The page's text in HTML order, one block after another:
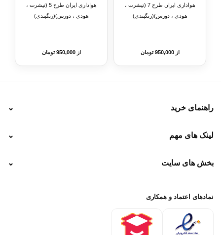
هواداری ایران طرح 7 (تیشرت ،
هودی ، دورس)(رنگبندی)
از 950,000 تومان
هواداری ایران طرح 5 (تیشرت ،
هودی ، دورس)(رنگبندی)
از 950,000 تومان
راهنمای خرید ⌄
نحوه پرداخت
راهنمای سفارش
لینک های مهم ⌄
رهگیری تیپاکس
خرید لباس جدید بارسلونا 2025/2026
بخش های سایت ⌄
پرداخت باز
تماس با ما
نمادهای اعتماد و همکاری